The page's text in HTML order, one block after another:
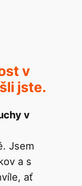
v
jste.
v
Jsem
a s
ať